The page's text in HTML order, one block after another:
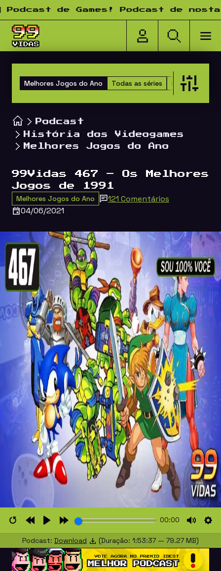
Pular para o conteúdo
de Games! Podcast de
Todas as séries Happy Hour
Melhores Jogos do Ano
Podcast
História dos Videogames
Melhores Jogos do Ano
99Vidas 467 – Os Melhores
Jogos de 1991
Melhores Jogos do Ano
121 Comentários
04/06/2021
RestartRewind
10s
PlayForward
10s
00:00
Mute
Podcast: Download (Duração: 1:53:37 — 79.27 MB)